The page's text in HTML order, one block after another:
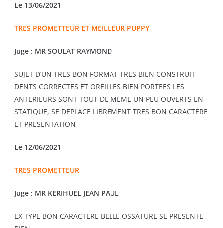
Le 13/06/2021
TRES PROMETTEUR ET MEILLEUR PUPPY
Juge : MR SOULAT RAYMOND
SUJET D’UN TRES BON FORMAT TRES BIEN CONSTRUIT
DENTS CORRECTES ET OREILLES BIEN PORTEES LES
ANTERIEURS SONT TOUT DE MEME UN PEU OUVERTS EN
STATIQUE, SE DEPLACE LIBREMENT TRES BON CARACTERE
ET PRESENTATION
Le 12/06/2021
TRES PROMETTEUR
Juge : MR KERIHUEL JEAN PAUL
EX TYPE BON CARACTERE BELLE OSSATURE SE PRESENTE